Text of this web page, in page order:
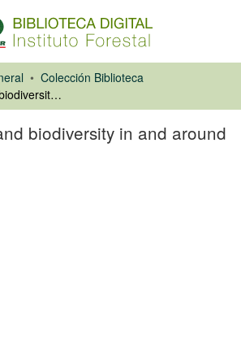
Colección Biblioteca
Conservation and biodiversity in and around cocoa farms
biodiversity in and around